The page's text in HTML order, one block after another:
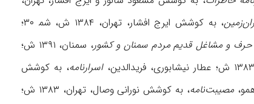
، به کوشش ایرج افشار، تهران، ۱۳۸۴ ش، شم‍ ۳۰؛
حرف و مشاغل قدیم مردم سمنان و کشور
، سمنان، ۱۳۹۱ ش؛
اسرارنامه، به کوشش
مصیبت‌نامه
، به کوشش نورانی وصال، تهران، ۱۳۸۳ ش؛